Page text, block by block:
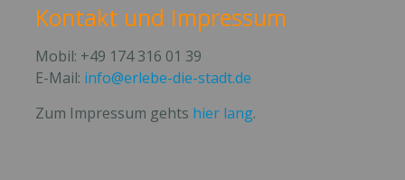
Kontakt und Impressum
Mobil: +49 174 316 01 39
E-Mail: info@erlebe-die-stadt.de
Zum Impressum gehts hier lang.